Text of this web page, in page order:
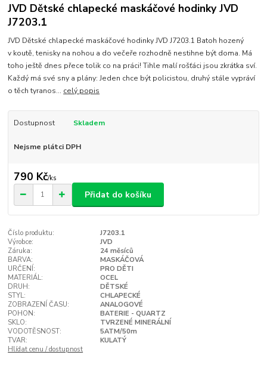
JVD Dětské chlapecké maskáčové hodinky JVD
J7203.1
JVD Dětské chlapecké maskáčové hodinky JVD J7203.1 Batoh hozený
v koutě, tenisky na nohou a do večeře rozhodně nestihne být doma. Má
toho ještě dnes přece tolik co na práci! Tihle malí rošťáci jsou zkrátka sví.
Každý má své sny a plány: Jeden chce být policistou, druhý stále vypráví
o těch tyranos... celý popis
Dostupnost Skladem
Nejsme plátci DPH
790 Kč/ks
Přidat do košíku
Číslo produktu:
J7203.1
Výrobce:
JVD
Záruka:
24 měsíců
BARVA:
MASKÁČOVÁ
URČENÍ:
PRO DĚTI
MATERIÁL:
OCEL
DRUH:
DĚTSKÉ
STYL:
CHLAPECKÉ
ZOBRAZENÍ ČASU:
ANALOGOVÉ
POHON:
BATERIE - QUARTZ
SKLO:
TVRZENÉ MINERÁLNÍ
VODOTĚSNOST:
5ATM/50m
TVAR:
KULATÝ
Hlídat cenu / dostupnost